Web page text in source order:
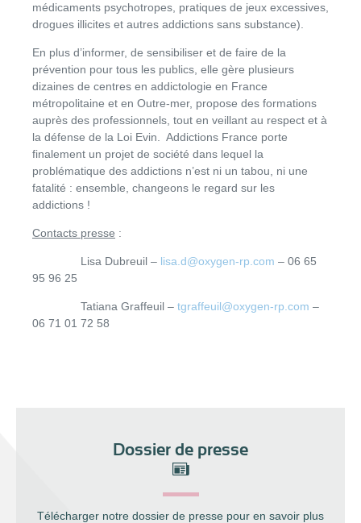
médicaments psychotropes, pratiques de jeux excessives,
drogues illicites et autres addictions sans substance).
En plus d’informer, de sensibiliser et de faire de la
prévention pour tous les publics, elle gère plusieurs
dizaines de centres en addictologie en France
métropolitaine et en Outre-mer, propose des formations
auprès des professionnels, tout en veillant au respect et à
la défense de la Loi Evin. Addictions France porte
finalement un projet de société dans lequel la
problématique des addictions n’est ni un tabou, ni une
fatalité : ensemble, changeons le regard sur les
addictions !
Contacts presse :
Lisa Dubreuil – lisa.d@oxygen-rp.com – 06 65
95 96 25
Tatiana Graffeuil – tgraffeuil@oxygen-rp.com –
06 71 01 72 58
Dossier de presse
Télécharger notre dossier de presse pour en savoir plus